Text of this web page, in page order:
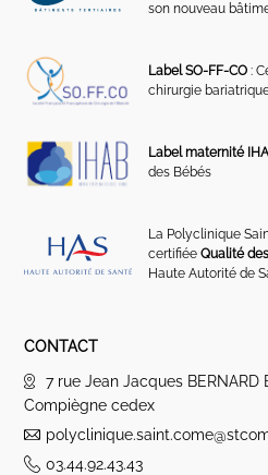
son nouveau
Label SO-FF-CO :
chirurgie
Label maternité
des Bébés
La Polyclinique
certifiéeQualité
Haute Autorité de
CONTACT
7 rue Jean Jacques BERNARD
Compiègne cedex
03.44.92.43.43